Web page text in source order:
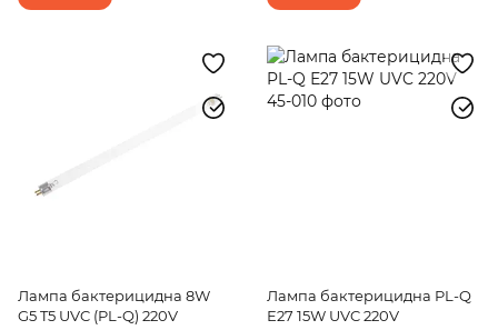
Лампа бактерицидна 8W
G5 T5 UVC (PL-Q) 220V
Лампа бактерицидна PL-Q
Е27 15W UVC 220V